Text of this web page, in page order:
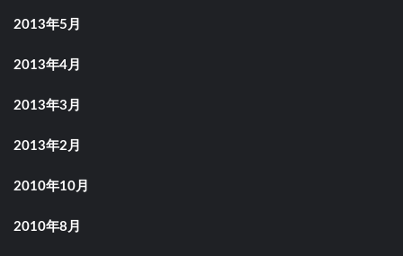
2013年5月
2013年4月
2013年3月
2013年2月
2010年10月
2010年8月